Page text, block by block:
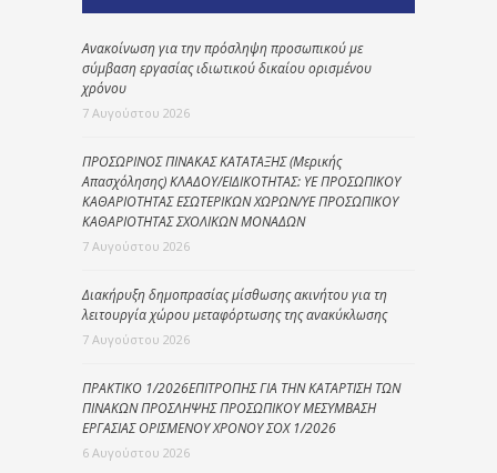
Ανακοίνωση για την πρόσληψη προσωπικού με
σύμβαση εργασίας ιδιωτικού δικαίου ορισμένου
χρόνου
7 Αυγούστου 2026
ΠΡΟΣΩΡΙΝΟΣ ΠΙΝΑΚΑΣ ΚΑΤΑΤΑΞΗΣ (Μερικής
Απασχόλησης) ΚΛΑΔΟΥ/ΕΙΔΙΚΟΤΗΤΑΣ: ΥΕ ΠΡΟΣΩΠΙΚΟΥ
ΚΑΘΑΡΙΟΤΗΤΑΣ ΕΣΩΤΕΡΙΚΩΝ ΧΩΡΩΝ/ΥΕ ΠΡΟΣΩΠΙΚΟΥ
ΚΑΘΑΡΙΟΤΗΤΑΣ ΣΧΟΛΙΚΩΝ ΜΟΝΑΔΩΝ
7 Αυγούστου 2026
Διακήρυξη δημοπρασίας μίσθωσης ακινήτου για τη
λειτουργία χώρου μεταφόρτωσης της ανακύκλωσης
7 Αυγούστου 2026
ΠΡΑΚΤΙΚΟ 1/2026ΕΠΙΤΡΟΠΗΣ ΓΙΑ ΤΗΝ ΚΑΤΑΡΤΙΣΗ ΤΩΝ
ΠΙΝΑΚΩΝ ΠΡΟΣΛΗΨΗΣ ΠΡΟΣΩΠΙΚΟΥ ΜΕΣΥΜΒΑΣΗ
ΕΡΓΑΣΙΑΣ ΟΡΙΣΜΕΝΟΥ ΧΡΟΝΟΥ ΣΟΧ 1/2026
6 Αυγούστου 2026